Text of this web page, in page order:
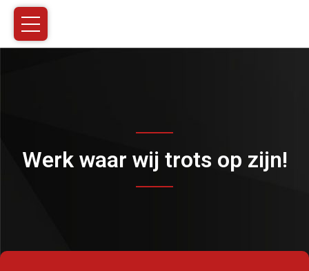
Werk waar wij trots op zijn!